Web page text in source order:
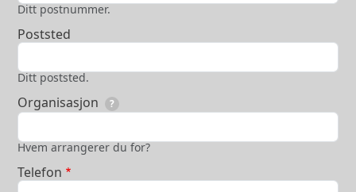
Ditt postnummer.
Poststed
Ditt poststed.
Organisasjon ?
Hvem arrangerer du for?
Telefon